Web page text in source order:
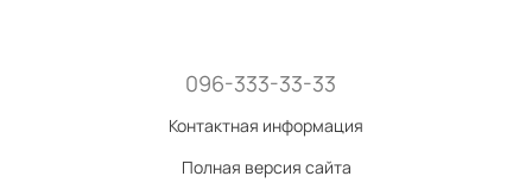
096-333-33-33
Контактная информация
Полная версия сайта